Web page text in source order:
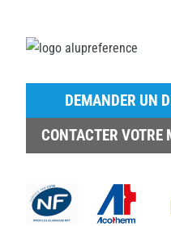
DEMANDER UN
CONTACTER VOTRE